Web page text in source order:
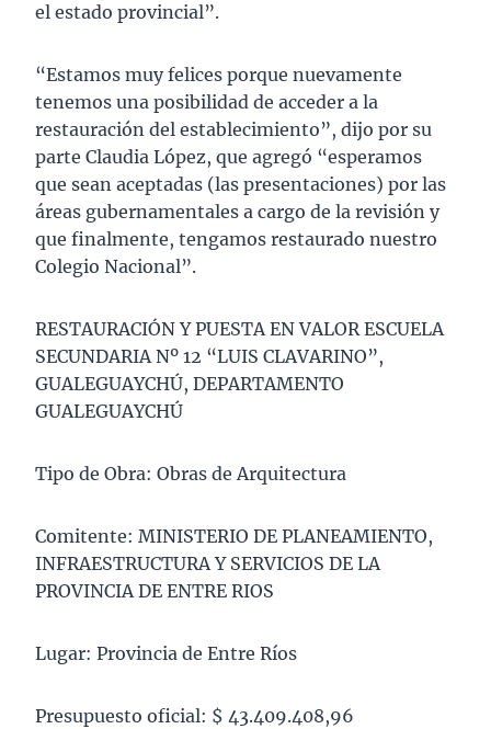
el estado provincial”.
“Estamos muy felices porque nuevamente
tenemos una posibilidad de acceder a la
restauración del establecimiento”, dijo por su
parte Claudia López, que agregó “esperamos
que sean aceptadas (las presentaciones) por las
áreas gubernamentales a cargo de la revisión y
que finalmente, tengamos restaurado nuestro
Colegio Nacional”.
RESTAURACIÓN Y PUESTA EN VALOR ESCUELA
SECUNDARIA Nº 12 “LUIS CLAVARINO”,
GUALEGUAYCHÚ, DEPARTAMENTO
GUALEGUAYCHÚ
Tipo de Obra: Obras de Arquitectura
Comitente: MINISTERIO DE PLANEAMIENTO,
INFRAESTRUCTURA Y SERVICIOS DE LA
PROVINCIA DE ENTRE RIOS
Lugar: Provincia de Entre Ríos
Presupuesto oficial: $ 43.409.408,96